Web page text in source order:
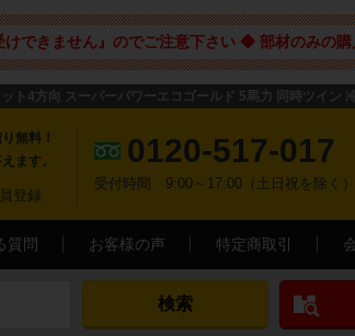
できません』のでご注意下さい ◆ 部材のみの
4方向 スーパーパワーエコゴールド 5馬力 同時ツイン
無料！
ます。
登録
0120-517-017
受付時間 9:00～17:00（土日祝を除く）
質問 お客様の声 特定商取引